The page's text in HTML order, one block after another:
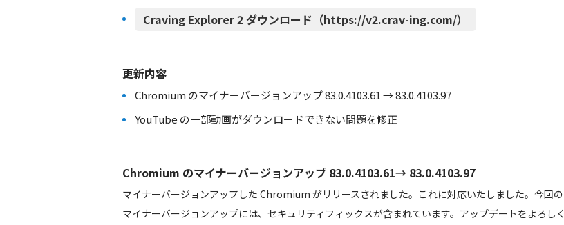
Craving Explorer 2 ダウンロード（https://v2.crav-ing.com/）
更新内容
Chromium のマイナーバージョンアップ 83.0.4103.61 → 83.0.4103.97
YouTube の一部動画がダウンロードできない問題を修正
Chromium のマイナーバージョンアップ 83.0.4103.61→ 83.0.4103.97
マイナーバージョンアップした Chromium がリリースされました。これに対応いたしました。今回の
マイナーバージョンアップには、セキュリティフィックスが含まれています。アップデートをよろしく